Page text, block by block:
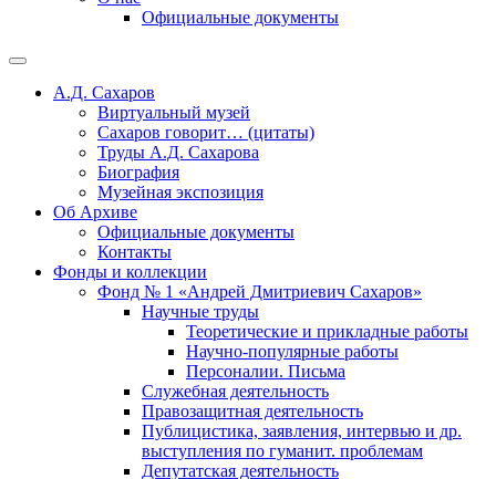
Официальные документы
А.Д. Сахаров
Виртуальный музей
Сахаров говорит… (цитаты)
Труды А.Д. Сахарова
Биография
Музейная экспозиция
Об Архиве
Официальные документы
Контакты
Фонды и коллекции
Фонд № 1 «Андрей Дмитриевич Сахаров»
Научные труды
Теоретические и прикладные работы
Научно-популярные работы
Персоналии. Письма
Служебная деятельность
Правозащитная деятельность
Публицистика, заявления, интервью и др.
выступления по гуманит. проблемам
Депутатская деятельность